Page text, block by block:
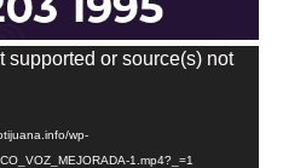
supported or source(s) not
wp-
1.mp4?_=1